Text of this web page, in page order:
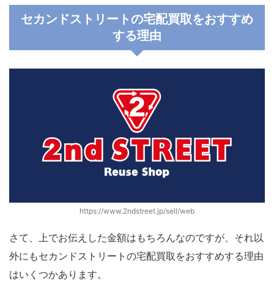
セカンドストリートの宅配買取をおすすめ
する理由
https://www.2ndstreet.jp/sell/web
さて、上でお伝えした金額はもちろんなのですが、それ以
外にもセカンドストリートの宅配買取をおすすめする理由
はいくつかあります。